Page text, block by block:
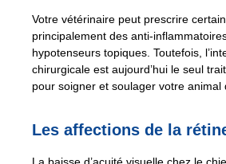
Votre vétérinaire peut prescrire
principalement des anti-
hypotenseurs topiques. Toutefois,
chirurgicale est aujourd’hui le seul
pour soigner et soulager votre animal
Les affections de la